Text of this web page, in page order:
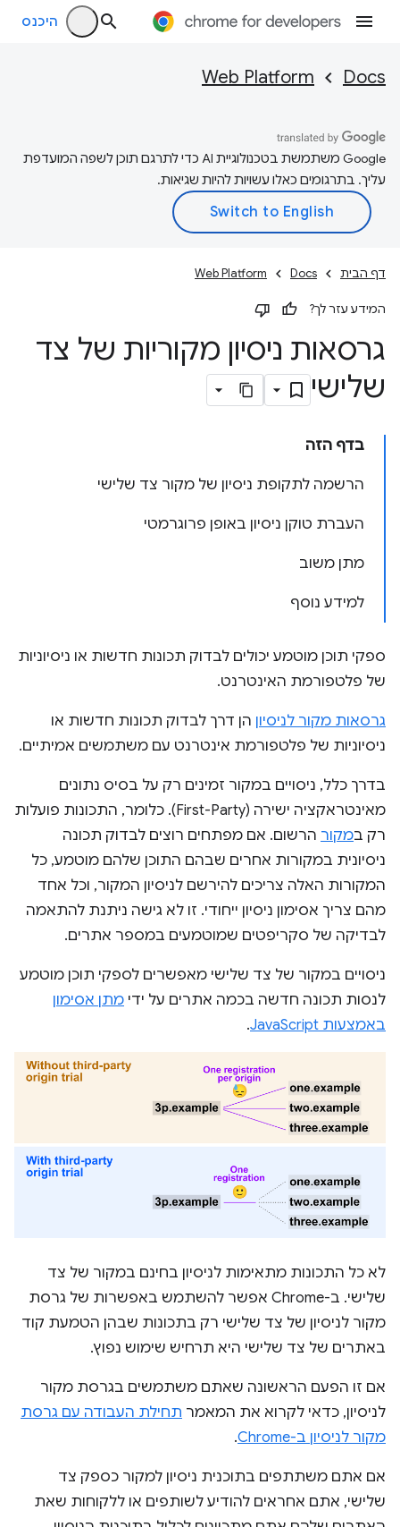
היכנס
Docs
Web Platform
‫Google משתמשת בטכנולוגיית AI כדי לתרגם תוכן לשפה המועדפת
עליך. בתרגומים כאלו עשויות להיות שגיאות.
דף הבית Docs
Web Platform
המידע עזר לך?
גרסאות ניסיון מקוריות של צד
שלישי
בדף הזה
הרשמה לתקופת ניסיון של מקור צד שלישי
העברת טוקן ניסיון באופן פרוגרמטי
מתן משוב
למידע נוסף
ספקי תוכן מוטמע יכולים לבדוק תכונות חדשות או ניסיוניות
של פלטפורמת האינטרנט.
גרסאות מקור לניסיון הן דרך לבדוק תכונות חדשות או
ניסיוניות של פלטפורמת אינטרנט עם משתמשים אמיתיים.
בדרך כלל, ניסויים במקור זמינים רק על בסיס נתונים
מאינטראקציה ישירה (First-Party). כלומר, התכונות פועלות
רק במקור הרשום. אם מפתחים רוצים לבדוק תכונה
ניסיונית במקורות אחרים שבהם התוכן שלהם מוטמע, כל
המקורות האלה צריכים להירשם לניסיון המקור, וכל אחד
מהם צריך אסימון ניסיון ייחודי. זו לא גישה ניתנת להתאמה
לבדיקה של סקריפטים שמוטמעים במספר אתרים.
ניסויים במקור של צד שלישי מאפשרים לספקי תוכן מוטמע
לנסות תכונה חדשה בכמה אתרים על ידי מתן אסימון
באמצעות JavaScript
.
לא כל התכונות מתאימות לניסיון בחינם במקור של צד
שלישי. ב-Chrome אפשר להשתמש באפשרות של גרסת
מקור לניסיון של צד שלישי רק בתכונות שבהן הטמעת קוד
באתרים של צד שלישי היא תרחיש שימוש נפוץ.
אם זו הפעם הראשונה שאתם משתמשים בגרסת מקור
לניסיון, כדאי לקרוא את המאמר תחילת העבודה עם גרסת
מקור לניסיון ב-Chrome
.
אם אתם משתתפים בתוכנית ניסיון למקור כספק צד
שלישי, אתם אחראים להודיע לשותפים או ללקוחות שאת